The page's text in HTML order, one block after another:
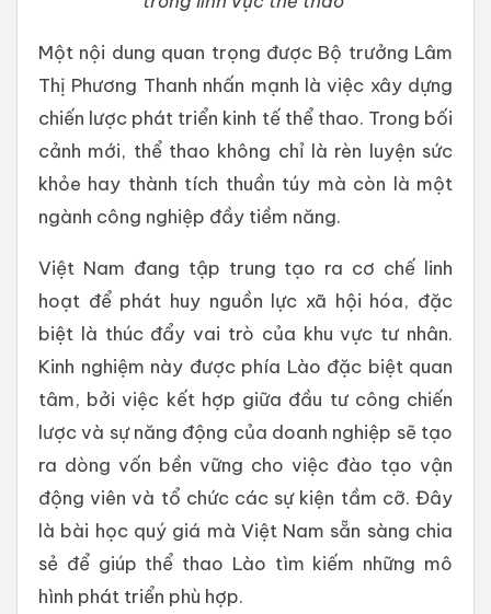
Một nội dung quan trọng được Bộ trưởng Lâm
Thị Phương Thanh nhấn mạnh là việc xây dựng
chiến lược phát triển kinh tế thể thao. Trong bối
cảnh mới, thể thao không chỉ là rèn luyện sức
khỏe hay thành tích thuần túy mà còn là một
ngành công nghiệp đầy tiềm năng.
Việt Nam đang tập trung tạo ra cơ chế linh
hoạt để phát huy nguồn lực xã hội hóa, đặc
biệt là thúc đẩy vai trò của khu vực tư nhân.
Kinh nghiệm này được phía Lào đặc biệt quan
tâm, bởi việc kết hợp giữa đầu tư công chiến
lược và sự năng động của doanh nghiệp sẽ tạo
ra dòng vốn bền vững cho việc đào tạo vận
động viên và tổ chức các sự kiện tầm cỡ. Đây
là bài học quý giá mà Việt Nam sẵn sàng chia
sẻ để giúp thể thao Lào tìm kiếm những mô
hình phát triển phù hợp.